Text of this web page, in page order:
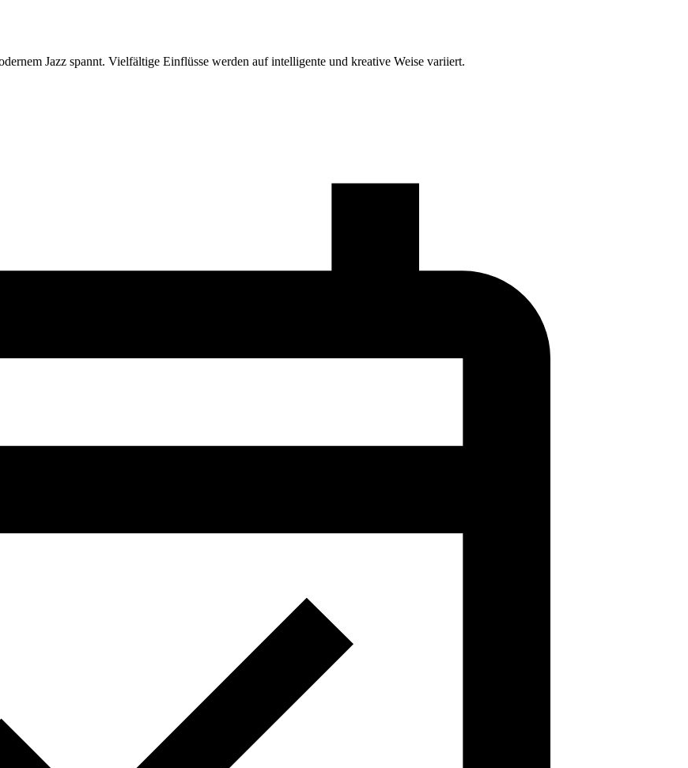
Jazz spannt. Vielfältige Einflüsse werden auf intelligente und kreative Weise variiert.